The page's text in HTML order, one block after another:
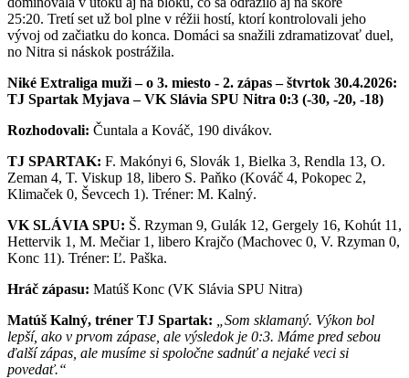
25:20. Tretí set už bol plne v réžii hostí, ktorí kontrolovali jeho
vývoj od začiatku do konca. Domáci sa snažili zdramatizovať duel,
no Nitra si náskok postrážila.
Niké Extraliga muži – o 3. miesto - 2. zápas – štvrtok 30.4.2026:
TJ Spartak Myjava – VK Slávia SPU Nitra 0:3 (-30, -20, -18)
Rozhodovali: Čuntala a Kováč, 190 divákov.
TJ SPARTAK: F. Makónyi 6, Slovák 1, Bielka 3, Rendla 13, O.
Zeman 4, T. Viskup 18, libero S. Paňko (Kováč 4, Pokopec 2,
Klimaček 0, Ševcech 1). Tréner: M. Kalný.
VK SLÁVIA SPU: Š. Rzyman 9, Gulák 12, Gergely 16, Kohút 11,
Hettervik 1, M. Mečiar 1, libero Krajčo (Machovec 0, V. Rzyman 0,
Konc 11). Tréner: Ľ. Paška.
Hráč zápasu: Matúš Konc (VK Slávia SPU Nitra)
Matúš Kalný, tréner TJ Spartak:
„Som sklamaný. Výkon bol
lepší, ako v prvom zápase, ale výsledok je 0:3. Máme pred sebou
ďalší zápas, ale musíme si spoločne sadnúť a nejaké veci si
povedať.“